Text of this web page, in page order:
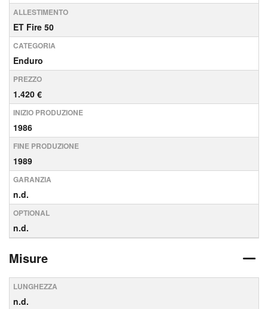
ALLESTIMENTO
ET Fire 50
CATEGORIA
Enduro
PREZZO
1.420 €
INIZIO PRODUZIONE
1986
FINE PRODUZIONE
1989
GARANZIA
n.d.
OPTIONAL
n.d.
Misure
LUNGHEZZA
n.d.